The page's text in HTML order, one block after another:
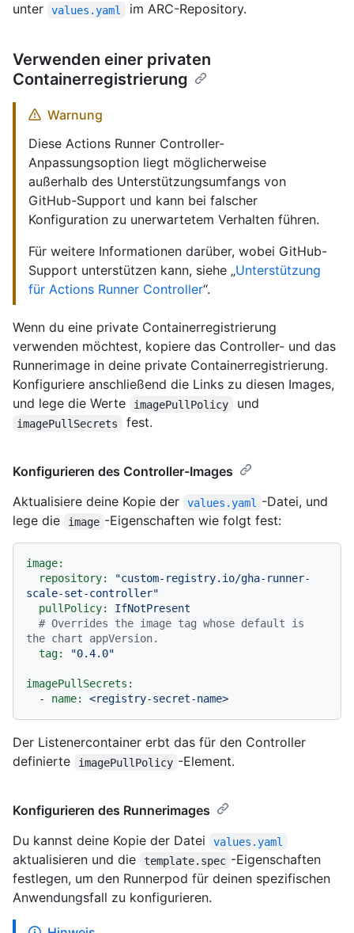
unter
values.yaml im ARC-Repository.
Verwenden einer privaten
Containerregistrierung
Warnung
Diese Actions Runner Controller-
Anpassungsoption liegt möglicherweise
außerhalb des Unterstützungsumfangs von
GitHub-Support und kann bei falscher
Konfiguration zu unerwartetem Verhalten führen.
Für weitere Informationen darüber, wobei GitHub-
Support unterstützen kann, siehe „Unterstützung
für Actions Runner Controller“.
Wenn du eine private Containerregistrierung
verwenden möchtest, kopiere das Controller- und das
Runnerimage in deine private Containerregistrierung.
Konfiguriere anschließend die Links zu diesen Images,
und lege die Werte
imagePullPolicy und
imagePullSecrets fest.
Konfigurieren des Controller-Images
Aktualisiere deine Kopie der
values.yaml
-Datei, und
lege die
image -Eigenschaften wie folgt fest:
image:
repository:
"custom-registry.io/gha-runner-
scale-set-controller"
pullPolicy:
IfNotPresent
# Overrides the image tag whose default is
the chart appVersion.
tag:
"0.4.0"
imagePullSecrets:
-
name: <registry-secret-name>
Der Listenercontainer erbt das für den Controller
definierte
imagePullPolicy -Element.
Konfigurieren des Runnerimages
Du kannst deine Kopie der Datei
values.yaml
aktualisieren und die template.spec -Eigenschaften
festlegen, um den Runnerpod für deinen spezifischen
Anwendungsfall zu konfigurieren.